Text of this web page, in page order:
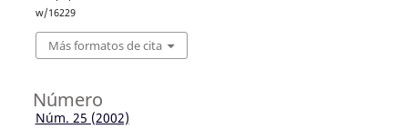
w/16229
Más formatos de cita
Número
Núm. 25 (2002)